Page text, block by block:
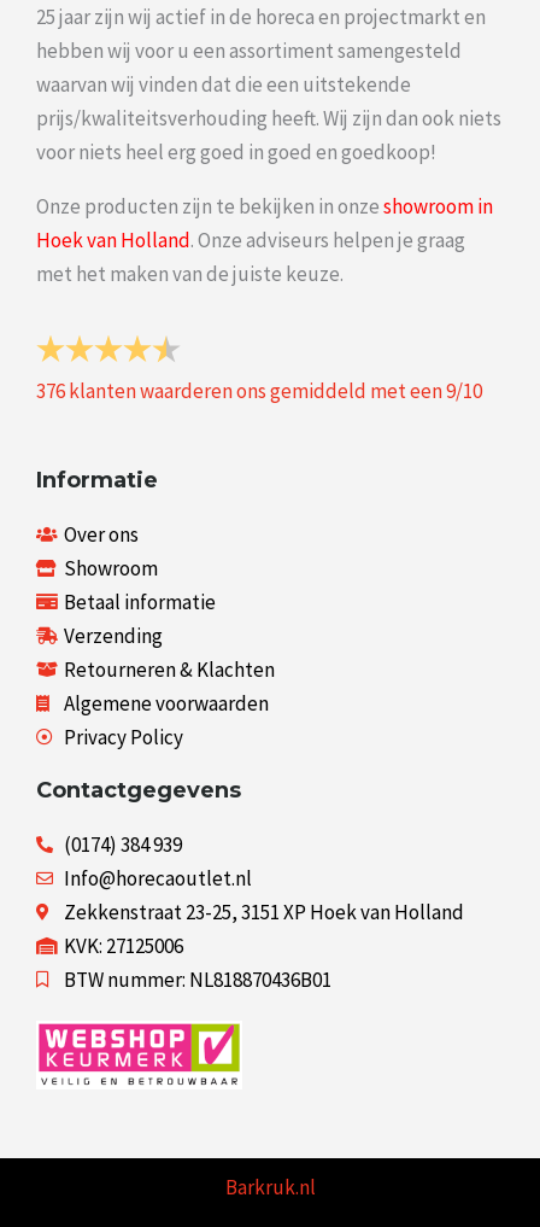
25 jaar zijn wij actief in de horeca en projectmarkt en
hebben wij voor u een assortiment samengesteld
waarvan wij vinden dat die een uitstekende
prijs/kwaliteitsverhouding heeft. Wij zijn dan ook niets
voor niets heel erg goed in goed en goedkoop!
Onze producten zijn te bekijken in onzeshowroom in
Hoek van Holland. Onze adviseurs helpen je graag
met het maken van de juiste keuze.
376klanten waarderen ons gemiddeld met een9/10
Informatie
Over ons
Showroom
Betaal informatie
Verzending
Retourneren & Klachten
Algemene voorwaarden
Privacy Policy
Contactgegevens
(0174) 384 939
Info@horecaoutlet.nl
Zekkenstraat 23-25, 3151 XP Hoek van Holland
KVK: 27125006
BTW nummer: NL818870436B01
Barkruk.nl